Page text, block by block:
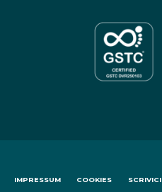
IMPRESSUM COOKIES SCRIVICI